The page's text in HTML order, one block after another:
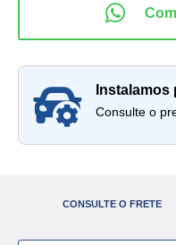
instalamos
Consulte o
CONSULTE O FRETE